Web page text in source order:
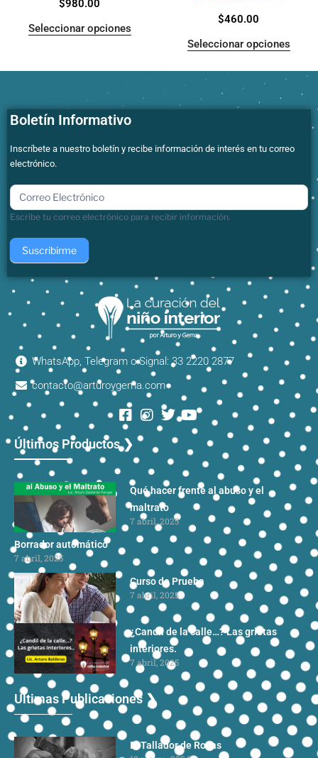
$980.00
Seleccionar opciones
$460.00
Seleccionar opciones
Boletín Informativo
Inscríbete a nuestro boletín y recibe información de interés en tu correo
electrónico.
boletin
Escribe tu correo electrónico para recibir información.
Suscribirme
WhatsApp, Telegram o Signal: 33 2220 2877
contacto@arturoygema.com
Últimos Productos ❯
Qué hacer frente al abuso y el
maltrato
7 abril, 2025
Borrador automático
7 abril, 2025
Curso de Prueba
7 abril, 2025
¿Candil de la calle…? Las grietas
interiores.
7 abril, 2025
Ultimas Publicaciones ❯
El Tallador de Rocas